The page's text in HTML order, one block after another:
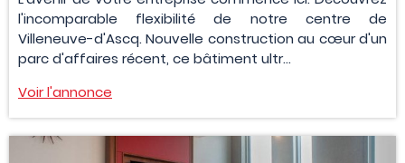
l'incomparable flexibilité de notre centre de
Villeneuve-d'Ascq. Nouvelle construction au cœur d'un
parc d'affaires récent, ce bâtiment ultr...
Voir l'annonce